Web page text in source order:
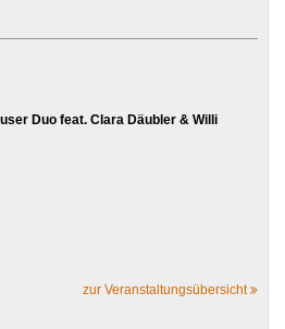
Duo feat. Clara Däubler & Willi
zur Veranstaltungsübersicht